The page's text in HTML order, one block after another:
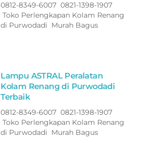
0812-8349-6007 0821-1398-1907
Toko Perlengkapan Kolam Renang
di Purwodadi Murah Bagus
Lampu ASTRAL Peralatan
Kolam Renang di Purwodadi
Terbaik
0812-8349-6007 0821-1398-1907
Toko Perlengkapan Kolam Renang
di Purwodadi Murah Bagus